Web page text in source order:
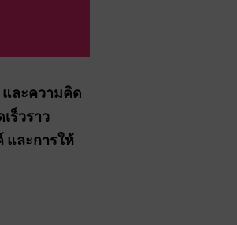
ละความคิด
ร็วราว
และการให้